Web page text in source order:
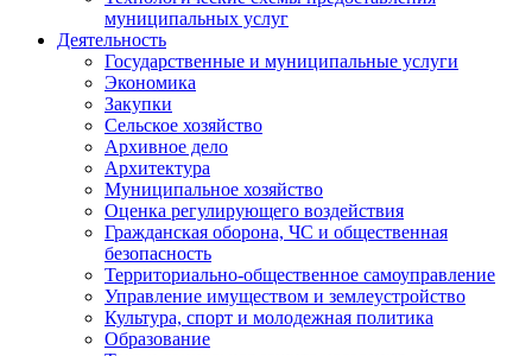
муниципальных услуг
Деятельность
Государственные и муниципальные услуги
Экономика
Закупки
Сельское хозяйство
Архивное дело
Архитектура
Муниципальное хозяйство
Оценка регулирующего воздействия
Гражданская оборона, ЧС и общественная
безопасность
Территориально-общественное самоуправление
Управление имуществом и землеустройство
Культура, спорт и молодежная политика
Образование